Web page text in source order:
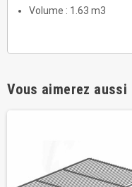
Volume : 1.63 m3
Vous aimerez aussi